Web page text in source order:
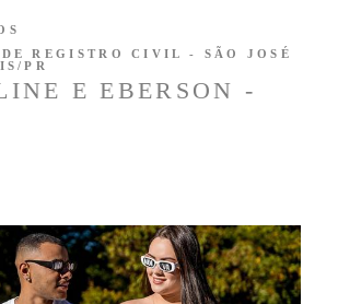
E EBERSON -
REGISTRO CIVIL - SÃO JOSÉ
PR